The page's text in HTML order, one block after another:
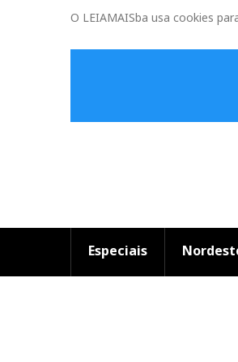
O LEIAMAISba usa cookies
Especiais